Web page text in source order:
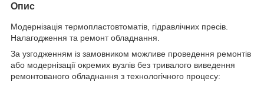
Опис
Модернізація термопластовтоматів, гідравлічних пресів.
Налагодження та ремонт обладнання.
За узгодженням із замовником можливе проведення ремонтів
або модернізації окремих вузлів без тривалого виведення
ремонтованого обладнання з технологічного процесу: